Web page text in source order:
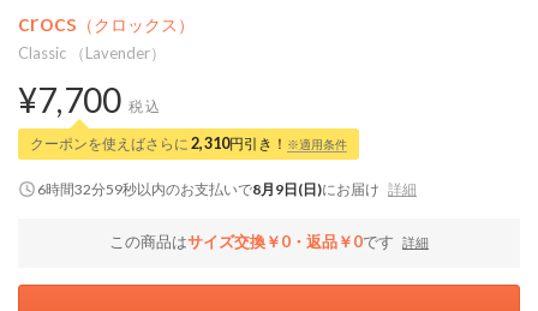
crocs （クロックス）
Classic （Lavender）
¥7,700 税込
クーポンを使えばさらに 2,310円引き！ ※適用条件
6時間32分58秒以内のお支払いで8月9日(日)にお届け 詳細
この商品はサイズ交換￥0・返品￥0です 詳細